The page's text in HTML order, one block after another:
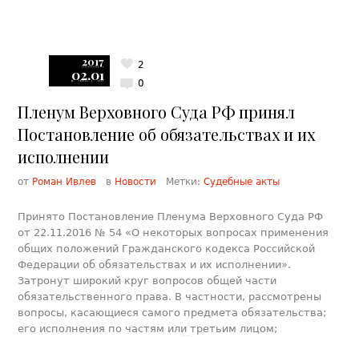
2017
02.01 0
2
Пленум Верховного Суда РФ принял
Постановление об обязательствах и их
исполнении
от Роман Ивлев в Новости Метки:Судебные акты
Принято Постановление Пленума Верховного Суда РФ
от 22.11.2016 № 54 «О некоторых вопросах применения
общих положений Гражданского кодекса Российской
Федерации об обязательствах и их исполнении».
Затронут широкий круг вопросов общей части
обязательственного права. В частности, рассмотрены
вопросы, касающиеся самого предмета обязательства;
его исполнения по частям или третьим лицом;